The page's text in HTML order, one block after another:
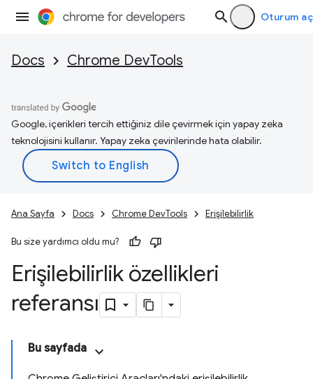
Oturum aç
Docs Chrome DevTools
Google, içerikleri tercih ettiğiniz dile çevirmek için yapay zeka
teknolojisini kullanır. Yapay zeka çevirilerinde hata olabilir.
Ana Sayfa Docs Chrome DevTools Erişilebilirlik
Bu size yardımcı oldu mu?
Erişilebilirlik özellikleri
referansı
Bu sayfada